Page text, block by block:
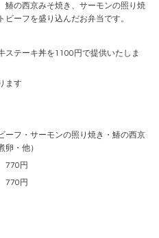
鰆の西京みそ焼き、サーモンの照り焼
ーフを盛り込んだお弁当です。
ステーキ丼を1100円で提供いたしま
ます
フ・サーモンの照り焼き・鰆の西京
・他）
770円
770円